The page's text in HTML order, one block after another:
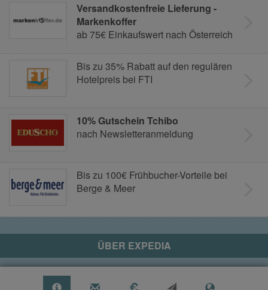
Versandkostenfreie Lieferung -
Markenkoffer
ab 75€ Einkaufswert nach Österreich
Bis zu 35% Rabatt auf den regulären
Hotelpreis bei FTI
10% Gutschein Tchibo
nach Newsletteranmeldung
Bis zu 100€ Frühbucher-Vorteile bei
Berge & Meer
ÜBER EXPEDIA